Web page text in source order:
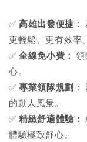
✅高雄出發便捷
更輕鬆、更有效率。
✅全線免小費： 領
心。
✅專業領隊規劃
的動人風景。
✅精緻舒適體驗：
體驗極致舒心。